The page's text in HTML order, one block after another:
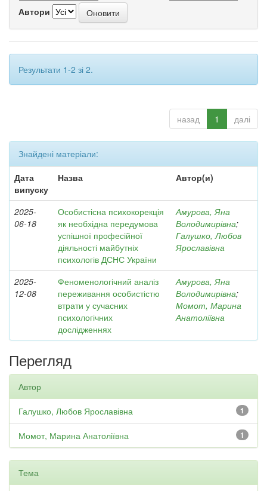
Автори
Результати 1-2 зі 2.
назад 1 далі
Знайдені матеріали:
Дата
випуску
Назва Автор(и)
2025-
06-18
Особистісна психокорекція
як необхідна передумова
успішної професійної
діяльності майбутніх
психологів ДСНС України
Амурова, Яна
Володимирівна;
Галушко, Любов
Ярославівна
2025-
12-08
Феноменологічний аналіз
переживання особистістю
втрати у сучасних
психологічних
дослідженнях
Амурова, Яна
Володимирівна;
Момот, Марина
Анатоліївна
Перегляд
Автор
1
Галушко, Любов Ярославівна
1
Момот, Марина Анатоліївна
Тема